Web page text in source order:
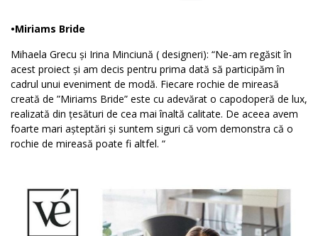
•Miriams Bride
Mihaela Grecu și Irina Minciună ( designeri): “Ne-am regăsit în
acest proiect și am decis pentru prima dată să participăm în
cadrul unui eveniment de modă. Fiecare rochie de mireasă
creată de ”Miriams Bride” este cu adevărat o capodoperă de lux,
realizată din țesături de cea mai înaltă calitate. De aceea avem
foarte mari așteptări și suntem siguri că vom demonstra că o
rochie de mireasă poate fi altfel. “